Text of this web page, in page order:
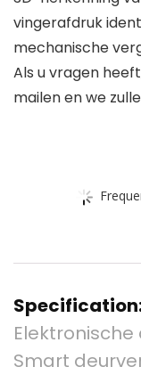
vingerafdruk
mechanische
Als u vragen
mailen en we
Smart